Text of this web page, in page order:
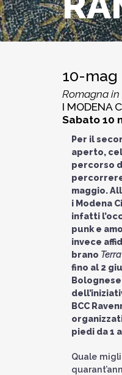
10-mag
Romagna in
I MODENA
Sabato 10
Per il
aperto,
percorso
maggio.
i Modena
infatti
punk e
invece
brano
fino al 2
BCC
piedi da 1
Quale